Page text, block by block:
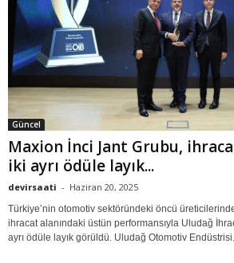
Güncel
Maxion İnci Jant Grubu,
iki ayrı ödüle layık...
devirsaati - Haziran 20, 2025
Türkiye’nin otomotiv sektöründeki öncü
ihracat alanındaki üstün performansıyla Uludağ
ayrı ödüle layık görüldü. Uludağ Otomotiv Endüstrisi...